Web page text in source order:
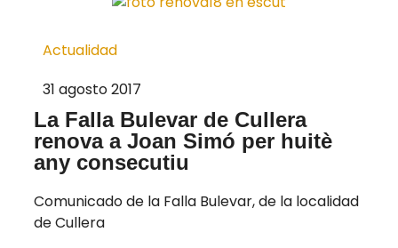
Actualidad
31 agosto 2017
La Falla Bulevar de Cullera
renova a Joan Simó per huitè
any consecutiu
Comunicado de la Falla Bulevar, de la localidad
de Cullera